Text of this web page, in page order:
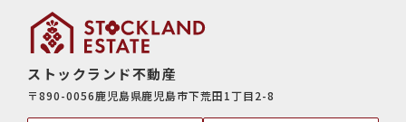
ストックランド不動産
〒890-0056鹿児島県鹿児島市下荒田1丁目2-8